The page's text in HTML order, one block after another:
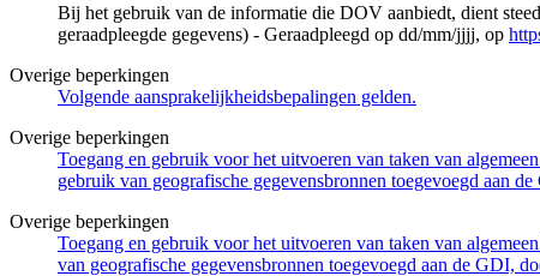
Bij het gebruik van de informatie die DOV aanbiedt, dient
geraadpleegde gegevens) - Geraadpleegd op dd/mm/jjjj, op
Overige beperkingen
Volgende aansprakelijkheidsbepalingen gelden.
Overige beperkingen
Toegang en gebruik voor het uitvoeren van taken van
gebruik van geografische gegevensbronnen toegevoegd aan
Overige beperkingen
Toegang en gebruik voor het uitvoeren van taken van
van geografische gegevensbronnen toegevoegd aan de GDI,